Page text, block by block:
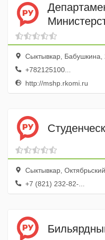
хозяйства
рынка
Сыктывкар, Бабушкина,
+782125100...
http://mshp.rkomi.ru
Сыктывкар,
+7 (821) 232-82-...